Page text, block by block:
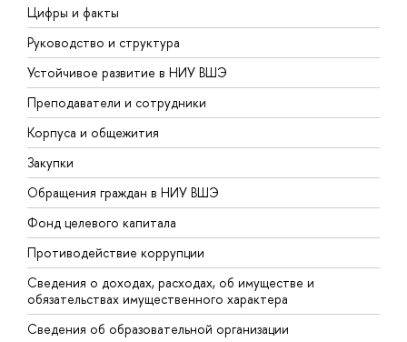
Цифры и факты
Руководство и структура
Устойчивое развитие в НИУ ВШЭ
Преподаватели и сотрудники
Корпуса и общежития
Закупки
Обращения граждан в НИУ ВШЭ
Фонд целевого капитала
Противодействие коррупции
Сведения о доходах, расходах, об имуществе и
обязательствах имущественного характера
Сведения об образовательной организации